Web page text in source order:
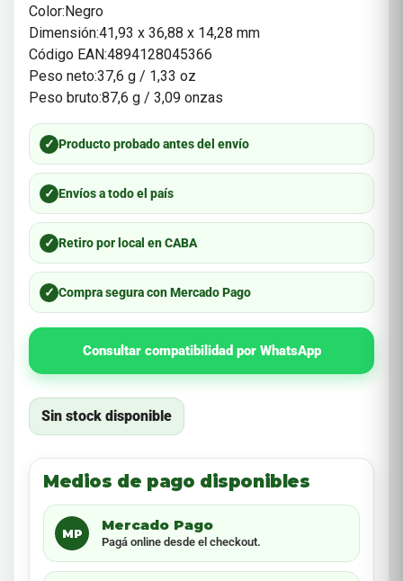
Color:Negro
Dimensión:41,93 x 36,88 x 14,28 mm
Código EAN:4894128045366
Peso neto:37,6 g / 1,33 oz
Peso bruto:87,6 g / 3,09 onzas
✓ Producto probado antes del envío
✓ Envíos a todo el país
✓ Retiro por local en CABA
✓ Compra segura con Mercado Pago
Consultar compatibilidad por WhatsApp
Sin stock disponible
Medios de pago disponibles
MP
Mercado Pago
Pagá online desde el checkout.